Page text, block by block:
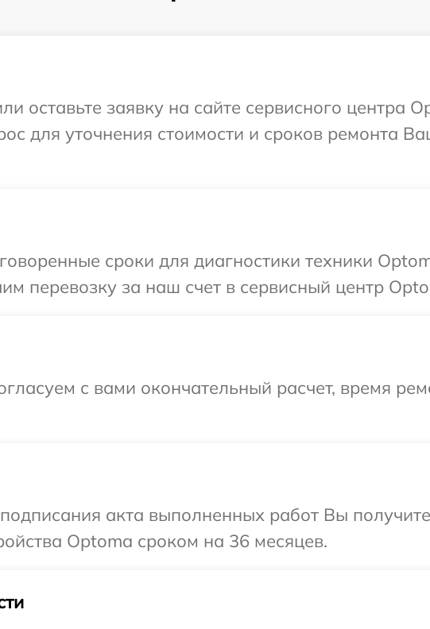
оставьте заявку на сайте сервисного центра
для уточнения стоимости и сроков ремонта
сроки для диагностики техники
перевозку за наш счет в сервисный центр
с вами окончательный расчет, время
акта выполненных работ Вы
Optoma сроком на 36 месяцев.